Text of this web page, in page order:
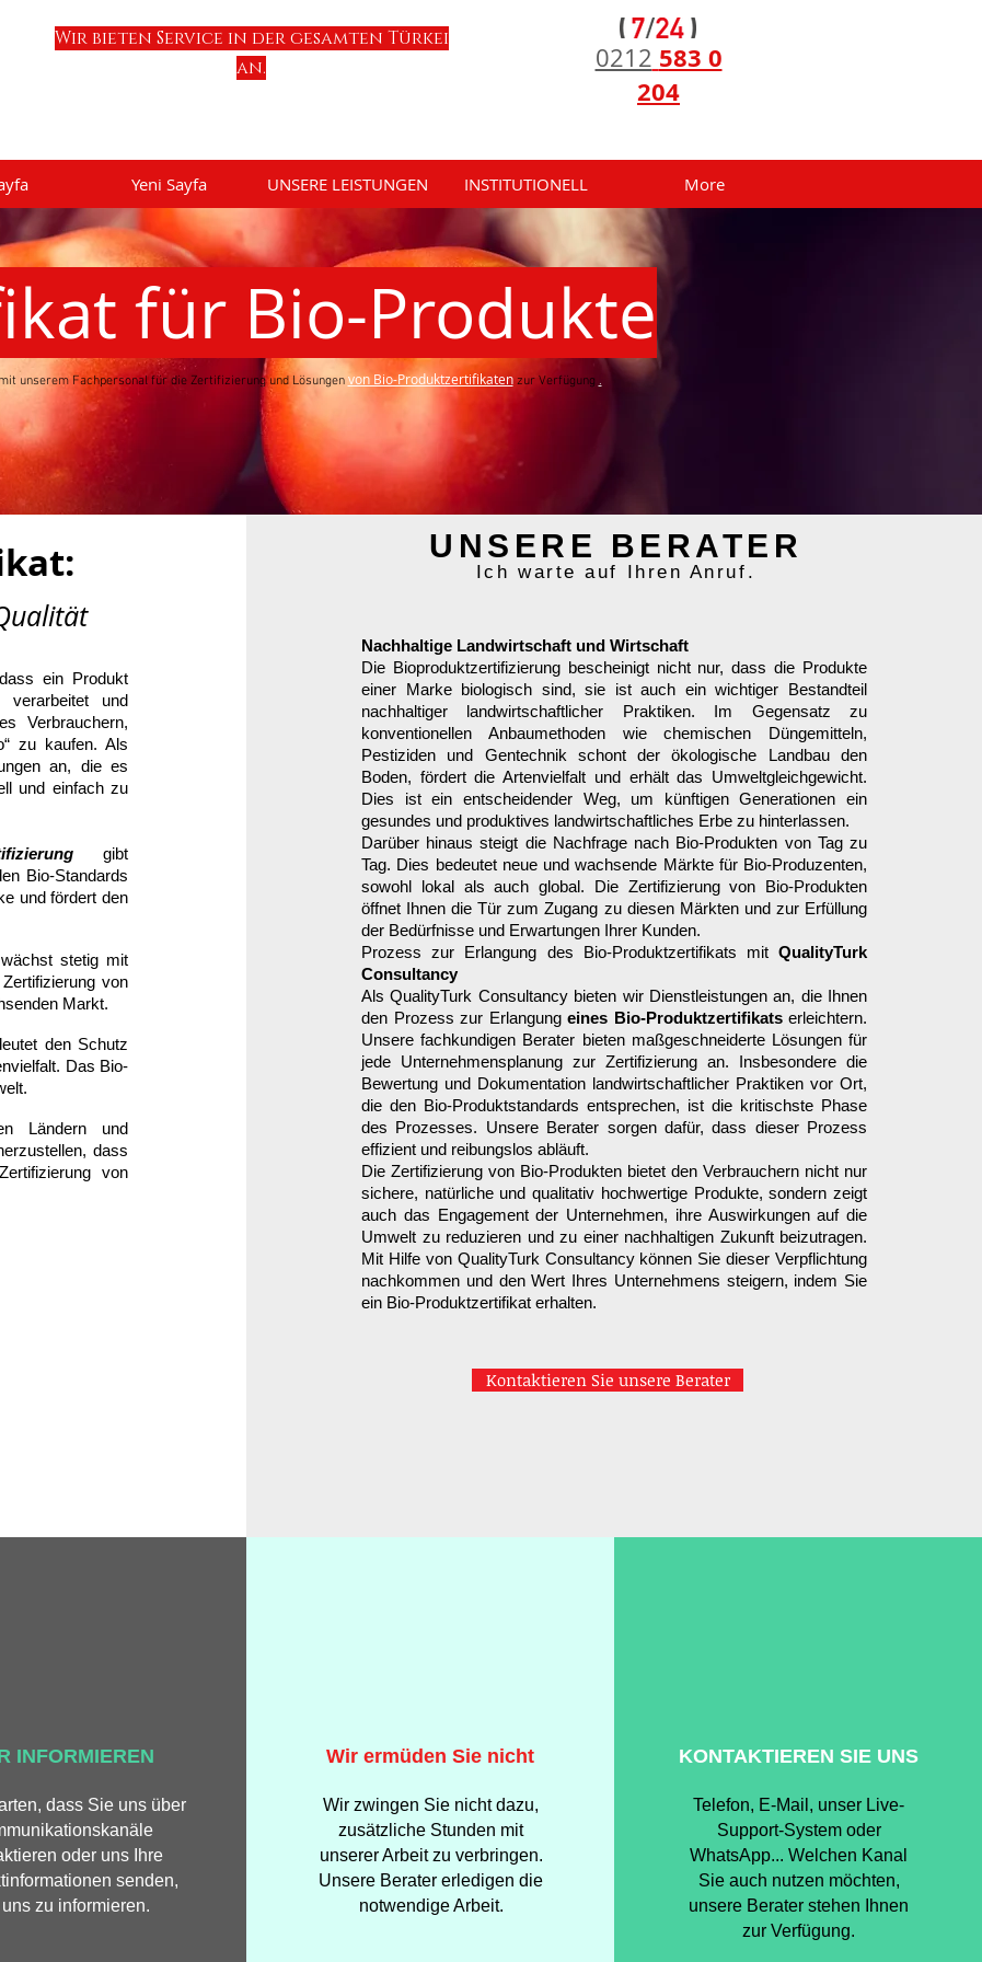
Wir bieten Service in der gesamten Türkei
an.
0212 583 0
204
Yeni Sayfa UNSERE LEISTUNGEN INSTITUTIONELL More
für Bio-Produkte
unserem Fachpersonal für die Zertifizierung und Lösungen von Bio-Produktzertifikatenzur Verfügung .
ein Produkt
verarbeitet und
Verbrauchern,
zu kaufen. Als
an, die es
und einfach zu
gibt
Bio-Standards
und fördert den
stetig mit
von
Markt.
den Schutz
Das Bio-
Ländern und
dass
von
UNSERE BERATER
Ich warte auf Ihren Anruf.
Nachhaltige Landwirtschaft und Wirtschaft
Die Bioproduktzertifizierung bescheinigt nicht nur, dass die Produkte
einer Marke biologisch sind, sie ist auch ein wichtiger Bestandteil
nachhaltiger landwirtschaftlicher Praktiken. Im Gegensatz zu
konventionellen Anbaumethoden wie chemischen Düngemitteln,
Pestiziden und Gentechnik schont der ökologische Landbau den
Boden, fördert die Artenvielfalt und erhält das Umweltgleichgewicht.
Dies ist ein entscheidender Weg, um künftigen Generationen ein
gesundes und produktives landwirtschaftliches Erbe zu hinterlassen.
Darüber hinaus steigt die Nachfrage nach Bio-Produkten von Tag zu
Tag. Dies bedeutet neue und wachsende Märkte für Bio-Produzenten,
sowohl lokal als auch global. Die Zertifizierung von Bio-Produkten
öffnet Ihnen die Tür zum Zugang zu diesen Märkten und zur Erfüllung
der Bedürfnisse und Erwartungen Ihrer Kunden.
Prozess zur Erlangung des Bio-Produktzertifikats mit QualityTurk
Consultancy
Als QualityTurk Consultancy bieten wir Dienstleistungen an, die Ihnen
den Prozess zur Erlangung eines Bio-Produktzertifikatserleichtern.
Unsere fachkundigen Berater bieten maßgeschneiderte Lösungen für
jede Unternehmensplanung zur Zertifizierung an. Insbesondere die
Bewertung und Dokumentation landwirtschaftlicher Praktiken vor Ort,
die den Bio-Produktstandards entsprechen, ist die kritischste Phase
des Prozesses. Unsere Berater sorgen dafür, dass dieser Prozess
effizient und reibungslos abläuft.
Die Zertifizierung von Bio-Produkten bietet den Verbrauchern nicht nur
sichere, natürliche und qualitativ hochwertige Produkte, sondern zeigt
auch das Engagement der Unternehmen, ihre Auswirkungen auf die
Umwelt zu reduzieren und zu einer nachhaltigen Zukunft beizutragen.
Mit Hilfe von QualityTurk Consultancy können Sie dieser Verpflichtung
nachkommen und den Wert Ihres Unternehmens steigern, indem Sie
ein Bio-Produktzertifikat erhalten.
Kontaktieren Sie unsere Berater
INFORMIEREN
dass Sie uns über
oder uns Ihre
senden,
uns zu informieren.
Wir ermüden Sie nicht
Wir zwingen Sie nicht dazu,
zusätzliche Stunden mit
unserer Arbeit zu verbringen.
Unsere Berater erledigen die
notwendige Arbeit.
KONTAKTIEREN SIE UNS
Telefon, E-Mail, unser Live-
Support-System oder
WhatsApp... Welchen Kanal
Sie auch nutzen möchten,
unsere Berater stehen Ihnen
zur Verfügung.